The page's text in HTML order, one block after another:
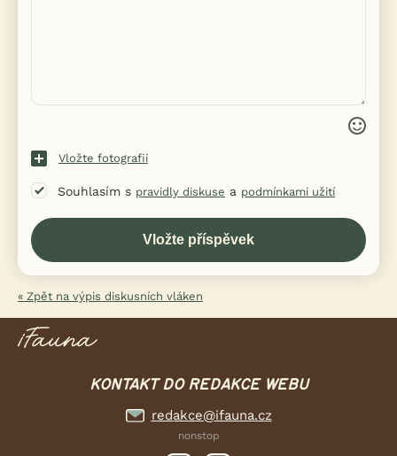
Vložte fotografii
Souhlasím s pravidly diskuse a podmínkami užití
« Zpět na výpis diskusních vláken
KONTAKT DO REDAKCE WEBU
redakce@ifauna.cz
nonstop